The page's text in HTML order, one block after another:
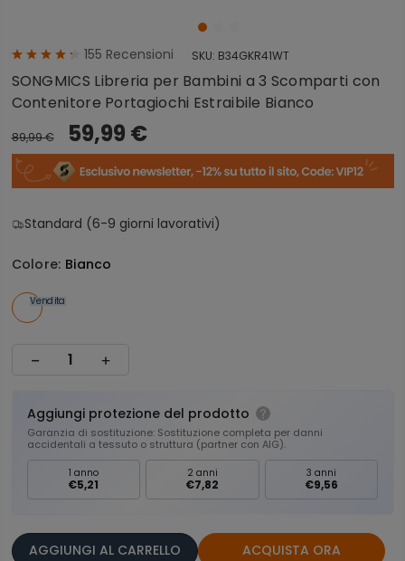
155 Recensioni SKU: B34GKR41WT
SONGMICS Libreria per Bambini a 3 Scomparti con
Contenitore Portagiochi Estraibile Bianco
89,99 € 59,99 €
Standard (6-9 giorni lavorativi)
Colore: Bianco
Vendita
Aggiungi protezione del prodotto
Garanzia di sostituzione: Sostituzione completa per danni
accidentali a tessuto o struttura (partner con AIG).
1 anno
€5,21
2 anni
€7,82
3 anni
€9,56
AGGIUNGI AL CARRELLO ACQUISTA ORA